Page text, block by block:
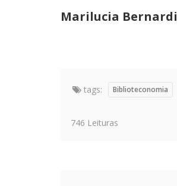
Marilucia Bernardi
tags: Biblioteconomia
746 Leituras